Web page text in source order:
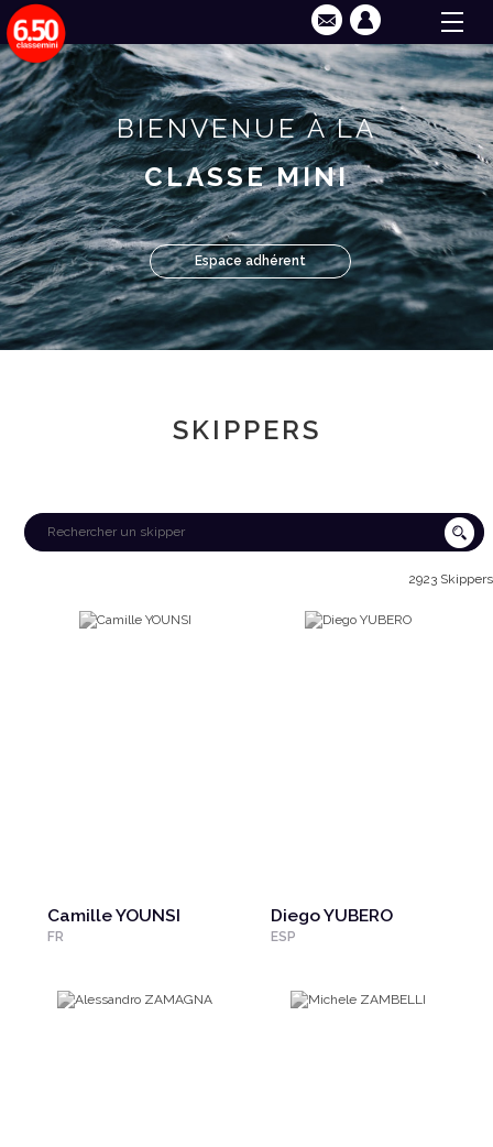
BIENVENUE À LA
CLASSE MINI
Espace adhérent
SKIPPERS
2923 Skippers
Camille YOUNSI
FR
Diego YUBERO
ESP